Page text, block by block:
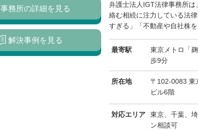
弁護士法人IGT法律事務所
絡む相続に注力している法
すぎる」「不動産や自社株
最寄駅
東京メトロ「
歩9分
所在地
〒102-0083 東
ビル6階
対応エリア
東京、千葉、
ン相談可
事務所の詳細を見る
解決事例を見る